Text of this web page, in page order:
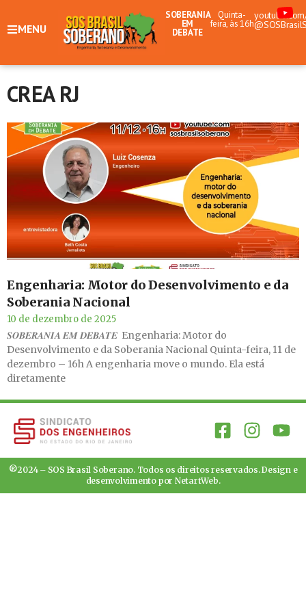
MENU
SOBERANIA
EM
DEBATE
Quinta-
feira, às 16h
CREA RJ
Engenharia: Motor do Desenvolvimento e da
Soberania Nacional
10 de dezembro de 2025
𝑺𝑶𝑩𝑬𝑹𝑨𝑵𝑰𝑨 𝑬𝑴 𝑫𝑬𝑩𝑨𝑻𝑬 ️️ Engenharia: Motor do
Desenvolvimento e da Soberania Nacional Quinta-feira, 11 de
dezembro – 16h A engenharia move o mundo. Ela está
diretamente
®2024 – SOS Brasil Soberano. Todos os direitos reservados. Design e
desenvolvimento por NetartWeb.